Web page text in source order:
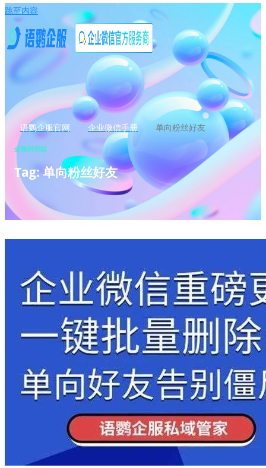
跳至内容
语鹦企服官网 企业微信手册 单向粉丝好友
企微研究院
Tag: 单向粉丝好友